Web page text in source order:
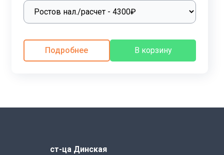
менеджерам или на наших базах в городах
качество, наличие на складах и
Подробнее В корзину
ст-ца Динская